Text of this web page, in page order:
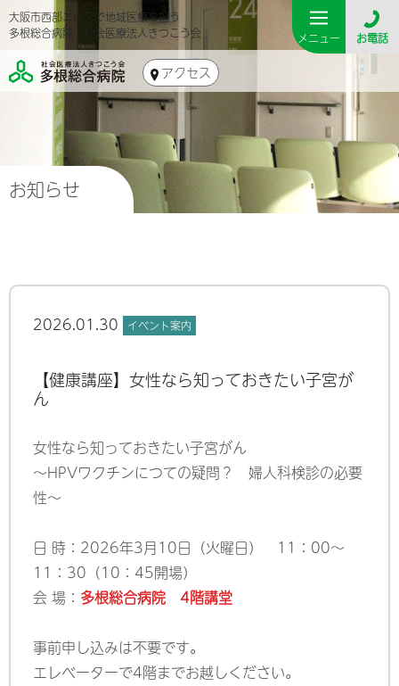
お電話
メニュー
大阪市西部エリアで地域医療を担う
多根総合病院｜社会医療法人きつこう会
アクセス
お知らせ
2026.01.30 イベント案内
【健康講座】女性なら知っておきたい子宮が
ん
女性なら知っておきたい子宮がん
～HPVワクチンにつての疑問？ 婦人科検診の必要
性～
日 時：2026年3月10日（火曜日） 11：00～
11：30（10：45開場）
会 場： 多根総合病院 4階講堂
事前申し込みは不要です。
エレベーターで4階までお越しください。